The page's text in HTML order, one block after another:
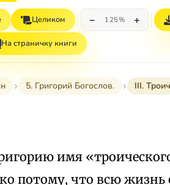
Целиком − 125% +
На страничку книги
5. Григорий Богослов. III.
имя
потому, что всю жизнь